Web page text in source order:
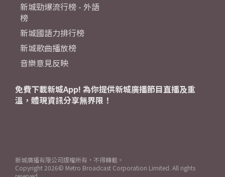
新城勁爆流行榜 - 外語
榜
新城國語力排行榜
新城歌曲播放榜
音樂意見反映
免費下載新城App! 為你提供新城廣播節目直播及重
溫，體現資訊分享無界限！
新城廣播有限公司版權所有，不得轉載。
Copyright 2026© Metro Broadcast Corporation Limited. All rights